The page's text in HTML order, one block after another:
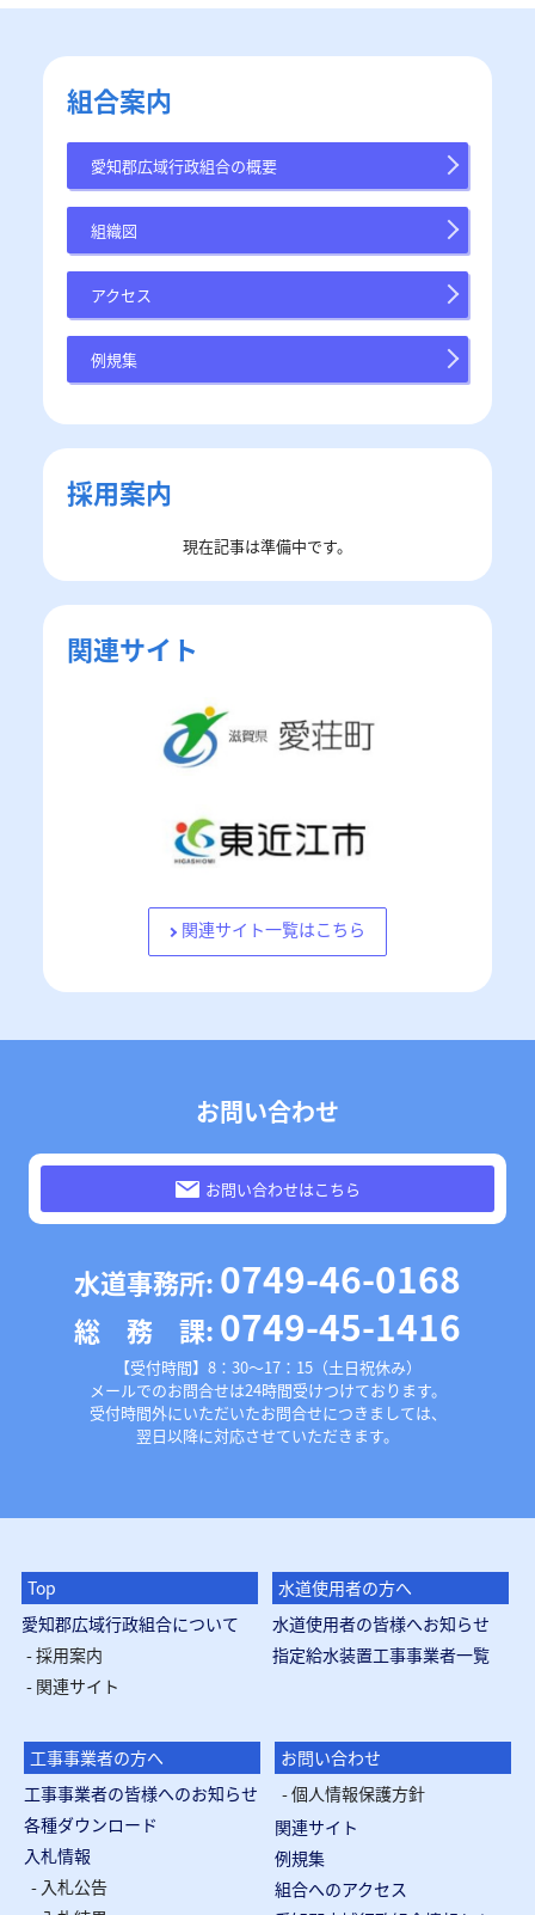
組合案内
愛知郡広域行政組合の概要
組織図
アクセス
例規集
採用案内
現在記事は準備中です。
関連サイト
関連サイト一覧はこちら
お問い合わせ
お問い合わせはこちら
水道事務所: 0749-46-0168
総 務 課: 0749-45-1416
【受付時間】8：30～17：15（土日祝休み）
メールでのお問合せは24時間受けつけております。
受付時間外にいただいたお問合せにつきましては、
翌日以降に対応させていただきます。
Top
愛知郡広域行政組合について
採用案内
関連サイト
水道使用者の方へ
水道使用者の皆様へお知らせ
指定給水装置工事事業者一覧
工事事業者の方へ
工事事業者の皆様へのお知らせ
各種ダウンロード
入札情報
入札公告
お問い合わせ
個人情報保護方針
関連サイト
例規集
組合へのアクセス